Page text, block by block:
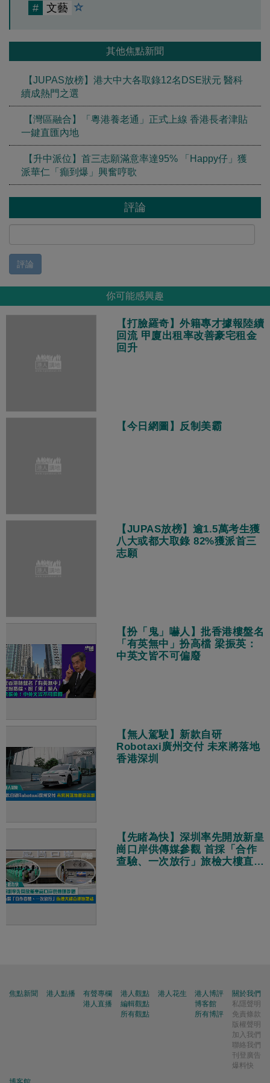
# 文藝
其他焦點新聞
【JUPAS放榜】港大中大各取錄12名DSE狀元 醫科
續成熱門之選
【灣區融合】「粵港養老通」正式上線 香港長者津貼
一鍵直匯內地
【升中派位】首三志願滿意率達95% 「Happy仔」獲
派華仁「癲到爆」興奮哼歌
評論
評論
你可能感興趣
【打臉羅奇】外籍專才據報陸續
回流 甲廈出租率改善豪宅租金
回升
【今日網圖】反制美霸
【JUPAS放榜】逾1.5萬考生獲
八大或都大取錄 82%獲派首三
志願
【扮「鬼」嚇人】批香港樓盤名
「有英無中」扮高檔 梁振英：
中英文皆不可偏廢
【無人駕駛】新款自研
Robotaxi廣州交付 未來將落地
香港深圳
【先睹為快】深圳率先開放新皇
崗口岸供傳媒參觀 首採「合作
查驗、一次放行」旅檢大樓直連
焦點新聞 港人點播
有聲專欄
港人直播
港人觀點
編輯觀點
所有觀點
港人花生
港人博評
博客館
所有博評
關於我們
私隱聲明
免責條款
版權聲明
加入我們
聯絡我們
刊登廣告
爆料快